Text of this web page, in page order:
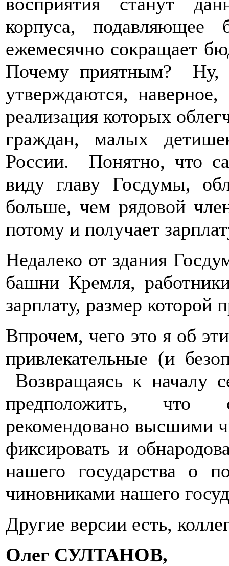
корпуса, подавляющее
ежемесячно сокращает
Почему приятным? Ну,
утверждаются,
реализация которых
граждан, малых
России. Понятно, что
виду главу Госдумы,
больше, чем рядовой
потому и получает
Недалеко от здания
башни Кремля,
зарплату, размер
Впрочем, чего это я об
привлекательные (и
Возвращаясь к началу
предположить, что
рекомендовано высшими
фиксировать и
нашего государства о
чиновниками нашего
Другие версии есть,
Олег СУЛТАНОВ,